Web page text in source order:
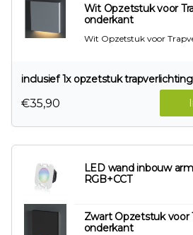
Wit Opzetstuk voor
onderkant
Wit Opzetstuk voor
inclusief 1x opzetstuk
€35,90
LED wand inbouw
RGB+CCT
Zwart Opzetstuk voor
onderkant